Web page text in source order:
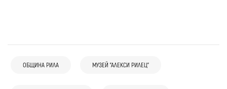
ОБЩИНА РИЛА МУЗЕЙ "АЛЕКСИ РИЛЕЦ"